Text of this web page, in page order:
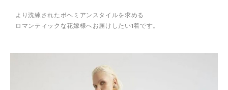
より洗練されたボヘミアンスタイルを求める
ロマンティックな花嫁様へお届けしたい1着です。